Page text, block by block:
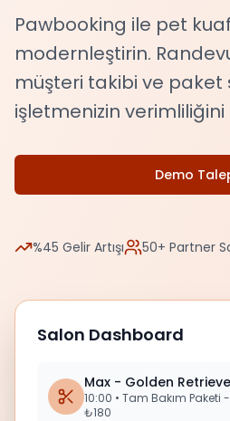
Pawbooking ile pet
modernleştirin.
müşteri takibi ve paket
işletmenizin verimliliğini
Demo
%45 Gelir Artışı 50+ Partner
Salon Dashboard
Max - Golden
10:00 • Tam Bakım Paketi -
₺180